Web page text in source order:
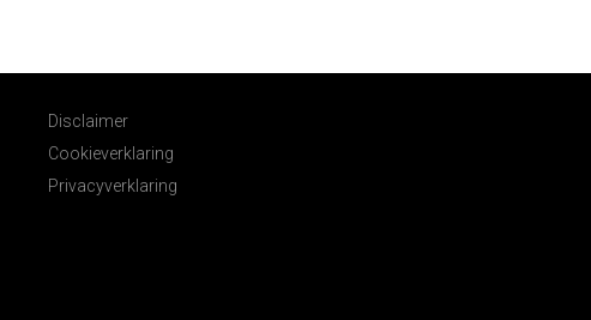
Disclaimer
Cookieverklaring
Privacyverklaring